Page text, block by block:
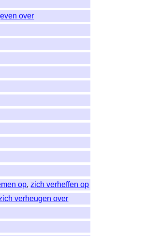
over
op,zich verheffen op
verheugen over